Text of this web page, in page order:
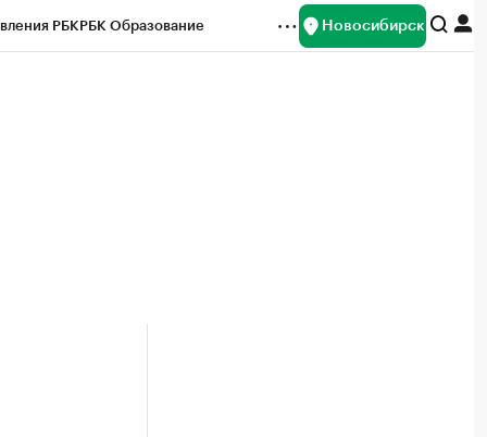
РБКРБК Образование Новосибирск